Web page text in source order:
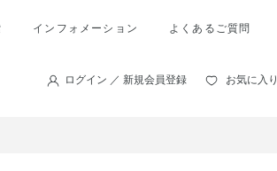
インフォメーション よくあるご質問
ログイン ／ 新規会員登録 お気に入り